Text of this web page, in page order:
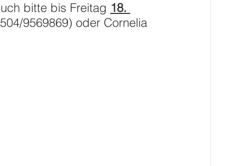
bitte bis Freitag 18.
9569869) oder Cornelia